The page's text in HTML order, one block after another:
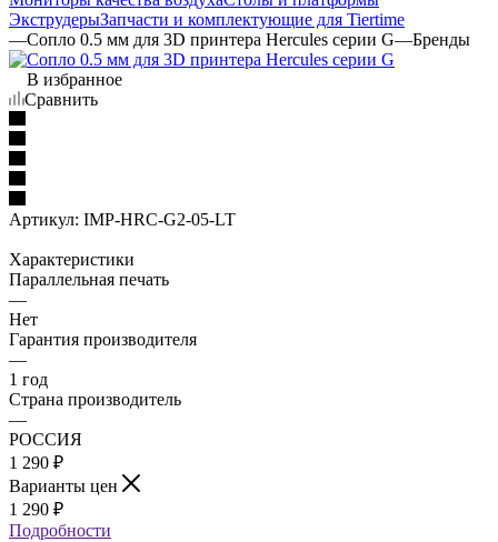
ЭкструдерыЗапчасти и комплектующие для Tiertime
—Сопло 0.5 мм для 3D принтера Hercules серии G—Бренды
В избранное
Сравнить
Артикул: IMP-HRC-G2-05-LT
Характеристики
Параллельная печать
—
Нет
Гарантия производителя
—
1 год
Страна производитель
—
РОССИЯ
1 290 ₽
Варианты цен
1 290 ₽
Подробности